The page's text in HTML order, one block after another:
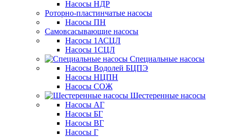
Насосы НДР
Роторно-пластинчатые насосы
Насосы ПН
Самовсасывающие насосы
Насосы 1АСЦЛ
Насосы 1СЦЛ
Специальные насосы
Насосы Водолей БЦПЭ
Насосы НЦПН
Насосы СОЖ
Шестеренные насосы
Насосы АГ
Насосы БГ
Насосы ВГ
Насосы Г